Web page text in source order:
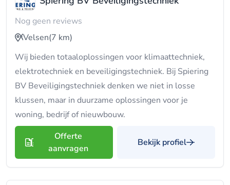
Nog geen reviews
Velsen(7 km)
Wij bieden totaaloplossingen voor klimaattechniek,
elektrotechniek en beveiligingstechniek. Bij Spiering
BV Beveiligingstechniek denken we niet in losse
klussen, maar in duurzame oplossingen voor je
woning, bedrijf of nieuwbouw.
Offerte
aanvragen
Bekijk profiel